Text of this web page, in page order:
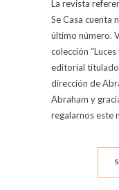
La revista
Se Casa cuenta
último número.
colección
editorial titulado
dirección de
Abraham y
regalarnos este